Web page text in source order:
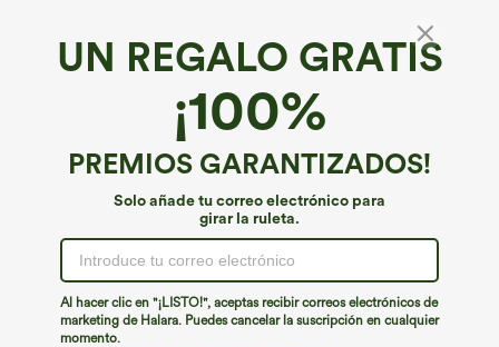
UN REGALO GRATIS
¡100%
PREMIOS GARANTIZADOS!
Solo añade tu correo electrónico para
girar la ruleta.
Al hacer clic en "¡LISTO!", aceptas recibir correos electrónicos de
marketing de Halara. Puedes cancelar la suscripción en cualquier
momento.
Tejido vaquero Halara Flex™*
Halara Flex™ vaqueros baggy casual lavados
de cintura alta con bolsillos
166 )
€62,95 EUR